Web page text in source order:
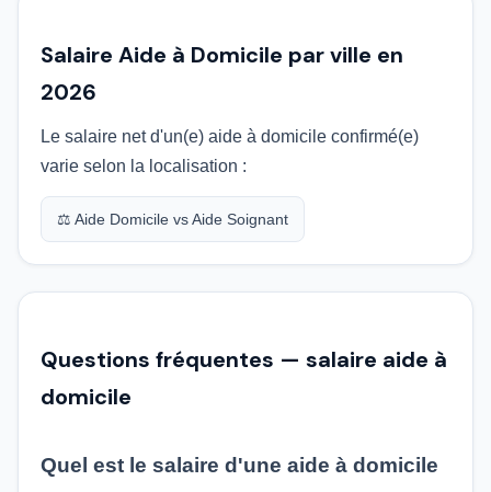
Salaire Aide à Domicile par ville en
2026
Le salaire net d'un(e) aide à domicile confirmé(e)
varie selon la localisation :
⚖️ Aide Domicile vs Aide Soignant
Questions fréquentes — salaire aide à
domicile
Quel est le salaire d'une aide à domicile